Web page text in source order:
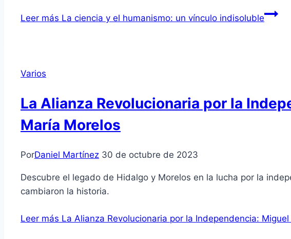
Leer más La ciencia y el humanismo: un vínculo indisoluble
Varios
La Alianza Revolucionaria por la
María Morelos
PorDaniel Martínez 30 de octubre de 2023
Descubre el legado de Hidalgo y Morelos en la lucha por la
cambiaron la historia.
Leer más La Alianza Revolucionaria por la Independencia: